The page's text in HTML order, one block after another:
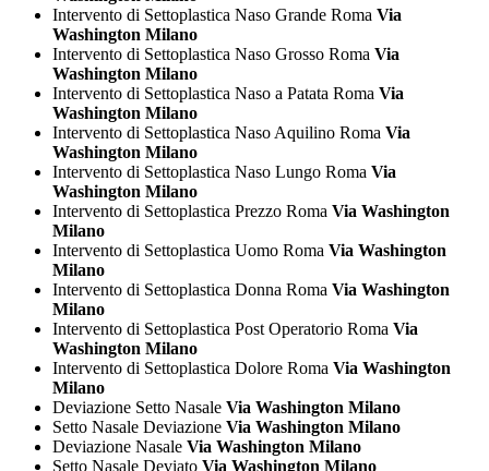
Intervento di Settoplastica Naso Grande Roma Via
Washington Milano
Intervento di Settoplastica Naso Grosso Roma Via
Washington Milano
Intervento di Settoplastica Naso a Patata Roma Via
Washington Milano
Intervento di Settoplastica Naso Aquilino Roma Via
Washington Milano
Intervento di Settoplastica Naso Lungo Roma Via
Washington Milano
Intervento di Settoplastica Prezzo Roma Via Washington
Milano
Intervento di Settoplastica Uomo Roma Via Washington
Milano
Intervento di Settoplastica Donna Roma Via Washington
Milano
Intervento di Settoplastica Post Operatorio Roma Via
Washington Milano
Intervento di Settoplastica Dolore Roma Via Washington
Milano
Deviazione Setto Nasale Via Washington Milano
Setto Nasale Deviazione Via Washington Milano
Deviazione Nasale Via Washington Milano
Setto Nasale Deviato Via Washington Milano